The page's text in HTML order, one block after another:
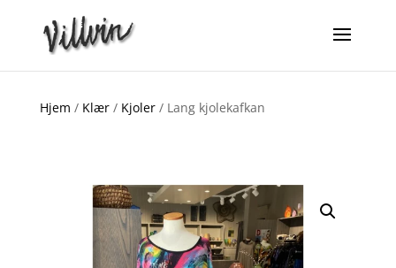
Hjem / Klær/ Kjoler/ Lang kjolekafkan